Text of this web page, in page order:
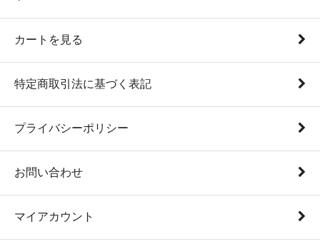
カートを見る
特定商取引法に基づく表記
プライバシーポリシー
お問い合わせ
マイアカウント